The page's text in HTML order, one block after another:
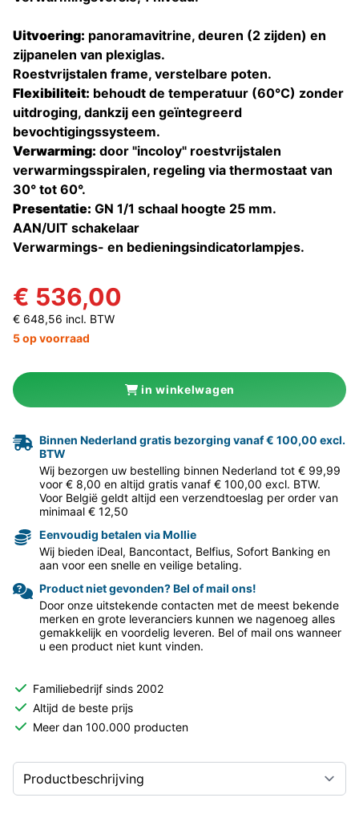
Uitvoering: panoramavitrine, deuren (2 zijden) en
zijpanelen van plexiglas.
Roestvrijstalen frame, verstelbare poten.
Flexibiliteit: behoudt de temperatuur (60°C) zonder
uitdroging, dankzij een geïntegreerd
bevochtigingssysteem.
Verwarming: door "incoloy" roestvrijstalen
verwarmingsspiralen, regeling via thermostaat van
30° tot 60°.
Presentatie: GN 1/1 schaal hoogte 25 mm.
AAN/UIT schakelaar
Verwarmings- en bedieningsindicatorlampjes.
€ 536,00
€ 648,56 incl. BTW
5 op voorraad
in winkelwagen
Binnen Nederland gratis bezorging vanaf € 100,00 excl.
BTW
Wij bezorgen uw bestelling binnen Nederland tot € 99,99
voor € 8,00 en altijd gratis vanaf € 100,00 excl. BTW.
Voor België geldt altijd een verzendtoeslag per order van
minimaal € 12,50
Eenvoudig betalen via Mollie
Wij bieden iDeal, Bancontact, Belfius, Sofort Banking en
aan voor een snelle en veilige betaling.
Product niet gevonden? Bel of mail ons!
Door onze uitstekende contacten met de meest bekende
merken en grote leveranciers kunnen we nagenoeg alles
gemakkelijk en voordelig leveren. Bel of mail ons wanneer
u een product niet kunt vinden.
Familiebedrijf sinds 2002
Altijd de beste prijs
Meer dan 100.000 producten